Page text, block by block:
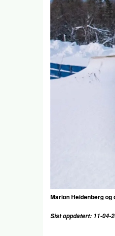
Marion Heidenberg
Sist oppdatert: 11-04-